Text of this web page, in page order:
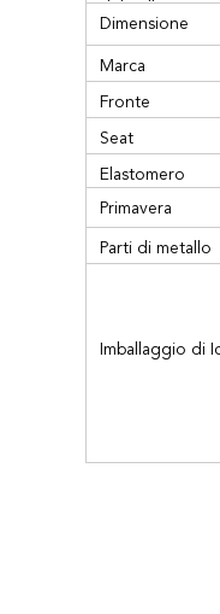
del
Dimensione
Marca
Fronte
Seat
Elastomero
Primavera
Parti di metallo
Imballaggio di